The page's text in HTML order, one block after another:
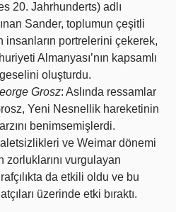
20. Jahrhunderts) adlı
Sander, toplumun çeşitli
insanların portrelerini çekerek,
Almanyası’nın kapsamlı
oluşturdu.
Grosz: Aslında ressamlar
Yeni Nesnellik hareketinin
benimsemişlerdi.
ve Weimar dönemi
zorluklarını vurgulayan
da etkili oldu ve bu
üzerinde etki bıraktı.